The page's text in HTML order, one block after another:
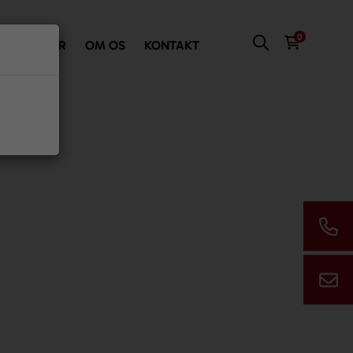
VI TILBYDER OM OS KONTAKT
0